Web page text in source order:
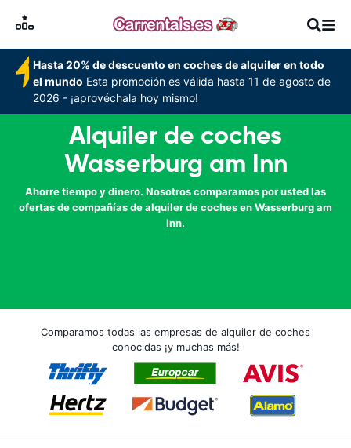
Hasta 20% de descuento en coches de alquiler en todo
el mundo Esta promoción es válida hasta 11 de agosto de
2026 - ¡aprovéchala hoy mismo!
Alquiler de coches
Wasserburg am Inn
Ahorre tiempo y dinero. Nosotros comparamos por usted las
ofertas de compañías de alquiler de coches en Wasserburg am
Inn.
Comparamos todas las empresas de alquiler de coches
conocidas ¡y muchas más!